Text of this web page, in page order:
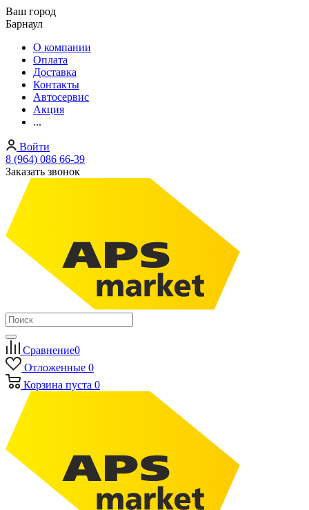
Ваш город
Барнаул
О компании
Оплата
Доставка
Контакты
Автосервис
Акция
...
Войти
8 (964) 086 66-39
Заказать звонок
Сравнение0
Отложенные 0
Корзина пуста 0